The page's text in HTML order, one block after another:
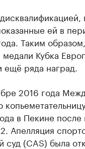
ей в
Таким
Кубка
ещё ряда наград.
2016 года
в Пекине
Апелляция
(CAS) была